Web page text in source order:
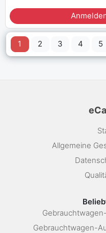
1 2 3 4 5
Allgemeine
Gebrauchtwagen-